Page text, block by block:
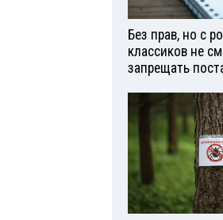
Без прав, но с
классиков не
запрещать